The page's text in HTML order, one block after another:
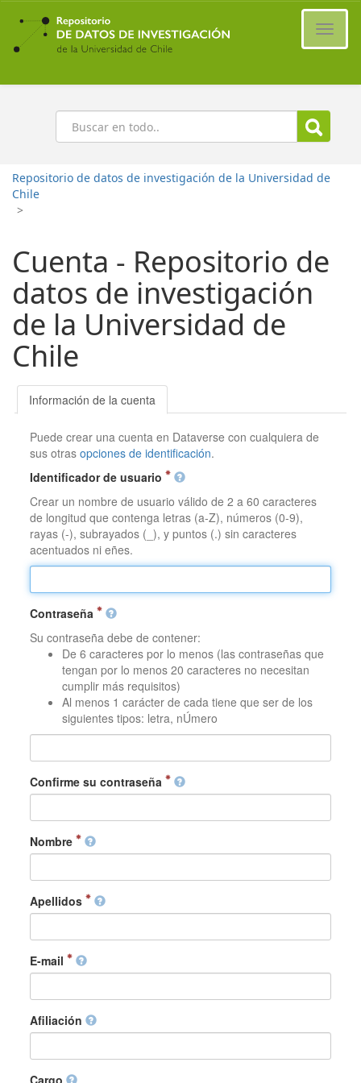
Ir
contenido
principal
Buscar
Repositorio de datos de investigación de la Universidad de
Chile
>
Cuenta - Repositorio de
datos de investigación
de la Universidad de
Chile
Información de la cuenta
Puede crear una cuenta en Dataverse con cualquiera de
sus otrasopciones de identificación.
Identificador de usuario
Crear un nombre de usuario válido de 2 a 60 caracteres
de longitud que contenga letras (a-Z), números (0-9),
rayas (-), subrayados (_), y puntos (.) sin caracteres
acentuados ni eñes.
Contraseña
Su contraseña debe de contener:
De 6 caracteres por lo menos (las contraseñas que
tengan por lo menos 20 caracteres no necesitan
cumplir más requisitos)
Al menos 1 carácter de cada tiene que ser de los
siguientes tipos: letra, nÚmero
Confirme su contraseña
Nombre
Apellidos
E-mail
Afiliación
Cargo